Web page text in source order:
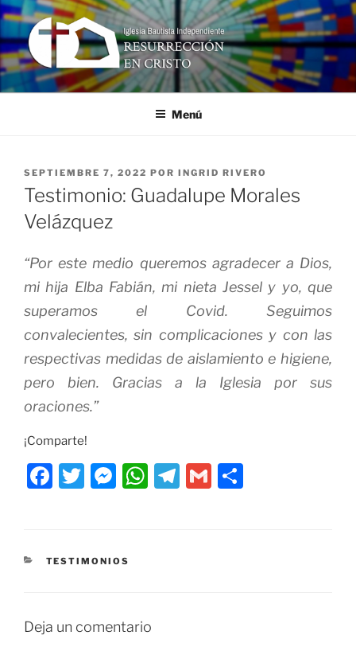
Ir
contenido
RESURRECCIÓN EN CRISTO
Iglesia Bautista Independiente
Menú
PUBLICADO
EN
SEPTIEMBRE 7, 2022 POR INGRID RIVERO
Testimonio: Guadalupe Morales
Velázquez
“Por este medio queremos agradecer a Dios,
mi hija Elba Fabián, mi nieta Jessel y yo, que
superamos el Covid. Seguimos
convalecientes, sin complicaciones y con las
respectivas medidas de aislamiento e higiene,
pero bien. Gracias a la Iglesia por sus
oraciones.”
¡Comparte!
F
e
o
T
er
M
e
er
W
p
T
G
CATEGORÍAS
TESTIMONIOS
Deja un comentario